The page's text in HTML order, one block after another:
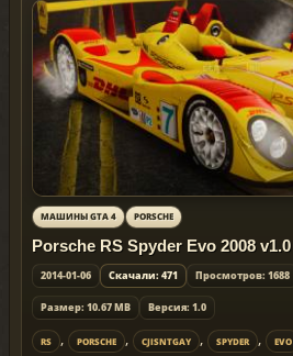
МАШИНЫ GTA 4 PORSCHE
Porsche RS Spyder Evo 2008 v1.0
2014-01-06 Скачали: 471 Просмотров: 1688
Размер: 10.67 MB Версия: 1.0
RS , PORSCHE , CJISNTGAY , SPYDER , EVO